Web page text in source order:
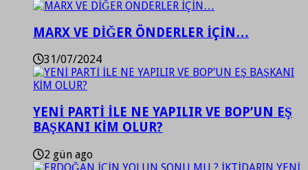
MARX VE DİĞER ÖNDERLER İÇİN…
31/07/2024
YENİ PARTİ İLE NE YAPILIR VE BOP’UN EŞ
BAŞKANI KİM OLUR?
2 gün ago